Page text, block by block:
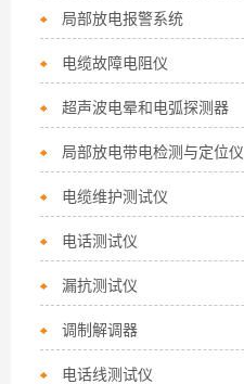
局部放电报警系统
电缆故障电阻仪
超声波电晕和电弧探测器
局部放电带电检测与定位仪
电缆维护测试仪
电话测试仪
漏抗测试仪
调制解调器
电话线测试仪